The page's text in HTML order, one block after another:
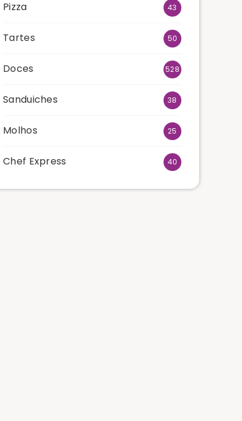
Pizza 43
Tartes 50
Doces 528
Sanduiches 38
Molhos 25
Chef Express 40